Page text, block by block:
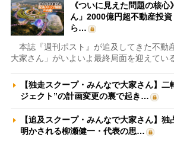
《ついに見えた問題の核
ん」2000億円超不動産投資
ら…
本誌『週刊ポスト』が追及してきた不動
大家さん」がいよいよ最終局面を迎えてい
【独走スクープ・みんなで大家さん】二
ジェクト”の計画変更の裏で起き…
【追及スクープ・みんなで大家さん】
明かされる柳瀬健一・代表の思…